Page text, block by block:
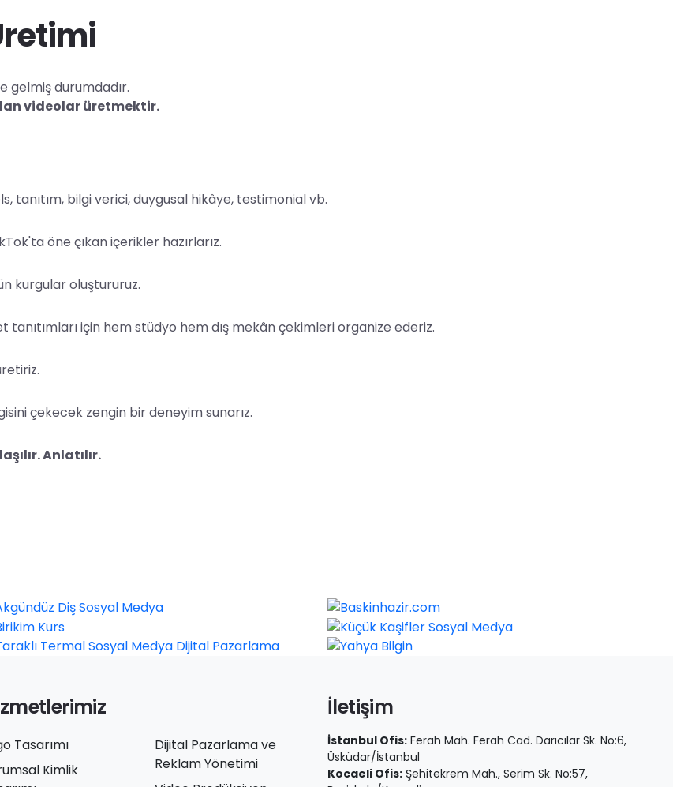
gelmiş durumdadır.
videolar üretmektir.
tanıtım, bilgi verici, duygusal hikâye, testimonial vb.
öne çıkan içerikler hazırlarız.
kurgular oluştururuz.
için hem stüdyo hem dış mekân çekimleri organize ederiz.
çekecek zengin bir deneyim sunarız.
Anlatılır.
Tasarımı
Kimlik
Dijital Pazarlama ve
Reklam Yönetimi
İletişim
İstanbul Ofis: Ferah Mah. Ferah Cad. Darıcılar Sk. No:6,
Üsküdar/İstanbul
Kocaeli Ofis: Şehitekrem Mah., Serim Sk. No:57,